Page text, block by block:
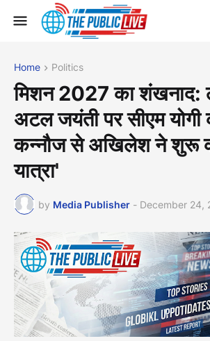
Home Politics
मिशन 2027 का
अटल जयंती पर सीएम योगी
कन्नौज से अखिलेश ने शुरू
यात्रा'
by Media Publisher - December 24,